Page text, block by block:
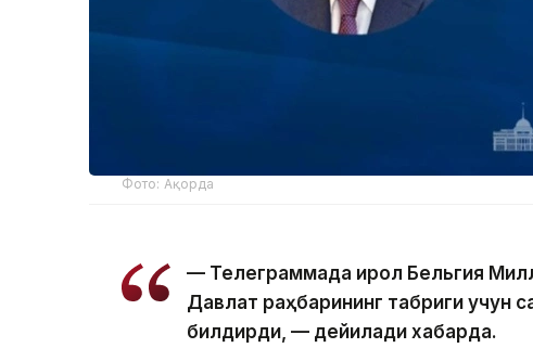
Фото: Ақорда
— Телеграммада Қирол Бельгия
Давлат раҳбарининг табриги учун
билдирди, — дейилади хабарда.